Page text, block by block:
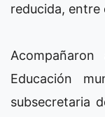
reducida, entre
Educación
subsecretaria